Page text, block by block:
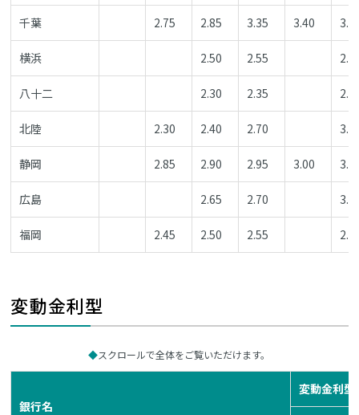
千葉 2.75 2.85 3.35 3.40
横浜 2.50 2.55
八十二 2.30 2.35
北陸 2.30 2.40 2.70
静岡 2.85 2.90 2.95 3.00
広島 2.65 2.70
福岡 2.45 2.50 2.55
変動金利型
スクロールで全体をご覧いただけます。
銀行名
変動金利型